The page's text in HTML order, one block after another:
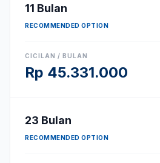
11 Bulan
RECOMMENDED OPTION
CICILAN / BULAN
Rp 45.331.000
23 Bulan
RECOMMENDED OPTION